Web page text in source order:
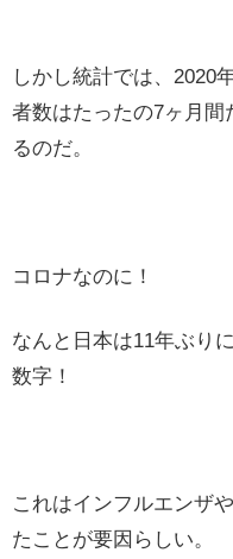
しかし統計では、2020
者数はたったの7ヶ月間
るのだ。
コロナなのに！
なんと日本は11年ぶり
数字！
これはインフルエンザ
たことが要因らしい。